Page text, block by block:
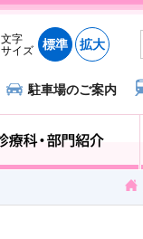
文字
サイズ
標準 拡大
駐車場のご案内